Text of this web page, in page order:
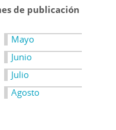
de publicación
Mayo
Junio
Julio
Agosto